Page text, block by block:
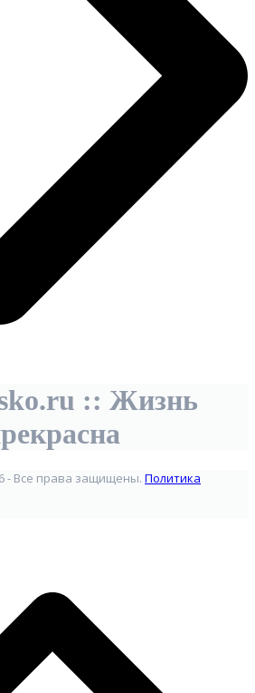
:: Жизнь
- Все права защищены. Политика